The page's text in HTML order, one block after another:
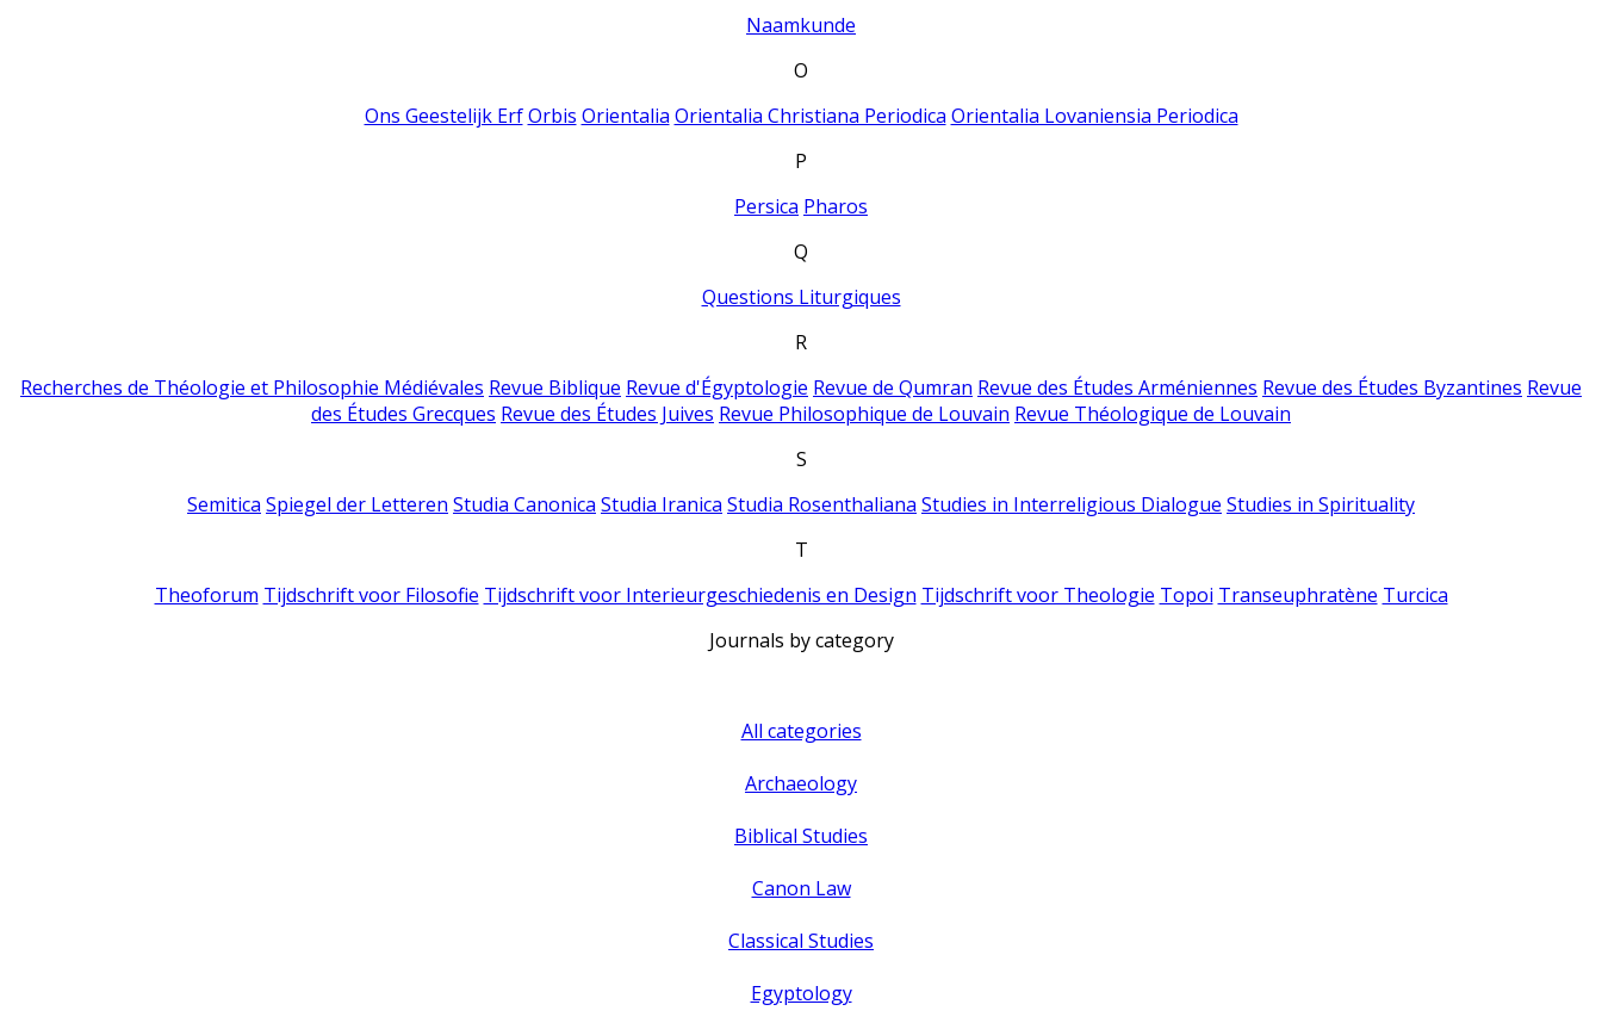
Naamkunde
O
Ons Geestelijk Erf Orbis Orientalia Orientalia Christiana Periodica Orientalia Lovaniensia Periodica
P
Persica Pharos
Q
Questions Liturgiques
R
Recherches de Théologie et Philosophie Médiévales Revue Biblique Revue d'Égyptologie Revue de Qumran Revue des Études Arméniennes Revue des Études Byzantines Revue
des Études Grecques Revue des Études Juives Revue Philosophique de Louvain Revue Théologique de Louvain
S
Semitica Spiegel der Letteren Studia Canonica Studia Iranica Studia Rosenthaliana Studies in Interreligious Dialogue Studies in Spirituality
T
Theoforum Tijdschrift voor Filosofie Tijdschrift voor Interieurgeschiedenis en Design Tijdschrift voor Theologie Topoi Transeuphratène Turcica
Journals by category
All categories
Archaeology
Biblical Studies
Canon Law
Classical Studies
Egyptology